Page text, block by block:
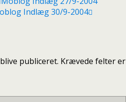
Indlæg 30/9-2004
publiceret. Krævede felter er